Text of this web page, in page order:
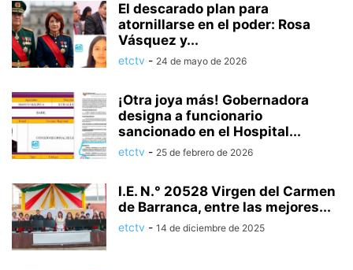
El descarado plan para
atornillarse en el poder: Rosa
Vásquez y...
etctv - 24 de mayo de 2026
¡Otra joya más! Gobernadora
designa a funcionario
sancionado en el Hospital...
etctv - 25 de febrero de 2026
I.E. N.° 20528 Virgen del Carmen
de Barranca, entre las mejores...
etctv - 14 de diciembre de 2025